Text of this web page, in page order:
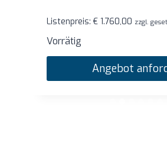
Listenpreis: €1.760,00 zzgl.
Vorrätig
Angebot